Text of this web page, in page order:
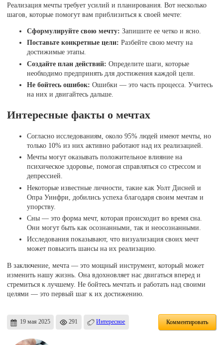
Реализация мечты требует усилий и планирования. Вот несколько
шагов, которые помогут вам приблизиться к своей мечте:
Сформулируйте свою мечту: Запишите ее четко и ясно.
Поставьте конкретные цели: Разбейте свою мечту на
достижимые этапы.
Создайте план действий: Определите шаги, которые
необходимо предпринять для достижения каждой цели.
Не бойтесь ошибок: Ошибки — это часть процесса. Учитесь
на них и двигайтесь дальше.
Интересные факты о мечтах
Согласно исследованиям, около 95% людей имеют мечты, но
только 10% из них активно работают над их реализацией.
Мечты могут оказывать положительное влияние на
психическое здоровье, помогая справляться со стрессом и
депрессией.
Некоторые известные личности, такие как Уолт Дисней и
Опра Уинфри, добились успеха благодаря своим мечтам и
упорству.
Сны — это форма мечт, которая происходит во время сна.
Они могут быть как осознанными, так и неосознанными.
Исследования показывают, что визуализация своих мечт
может повысить шансы на их реализацию.
В заключение, мечта — это мощный инструмент, который может
изменить нашу жизнь. Она вдохновляет нас двигаться вперед и
стремиться к лучшему. Не бойтесь мечтать и работать над своими
целями — это первый шаг к их достижению.
19 мая 2025 291 Интересное Комментировать